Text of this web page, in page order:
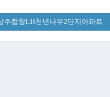
주함창LH천년나무2단지아파트